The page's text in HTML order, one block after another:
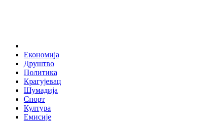
Економија
Друштво
Политика
Крагујевац
Шумадија
Спорт
Култура
Емисије